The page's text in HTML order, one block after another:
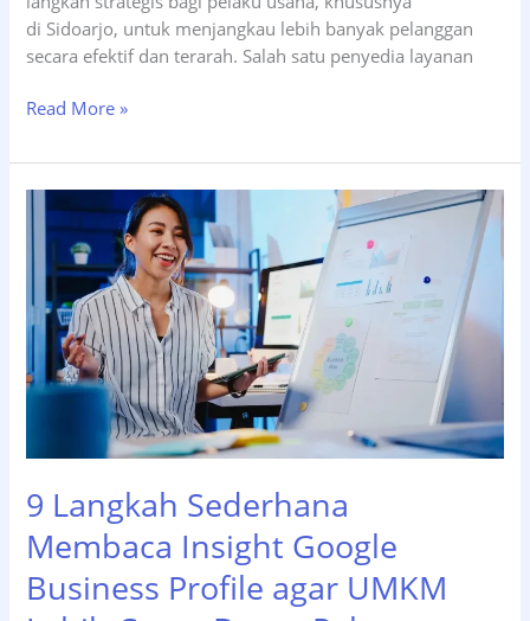
di Sidoarjo, untuk menjangkau lebih banyak pelanggan
secara efektif dan terarah. Salah satu penyedia layanan
Butuh
Online
di
Sidoarjo
Alasan
Bisnis
Gunakan
Jasa
Marketing
Read More »
9 Langkah Sederhana
Membaca Insight Google
Business Profile agar UMKM